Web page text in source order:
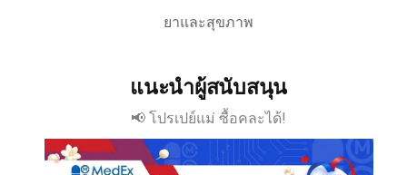
ยาและสุขภาพ
แนะนำผู้สนับสนุน
📢 โปรเปย์แม่ ซื้อคละได้!